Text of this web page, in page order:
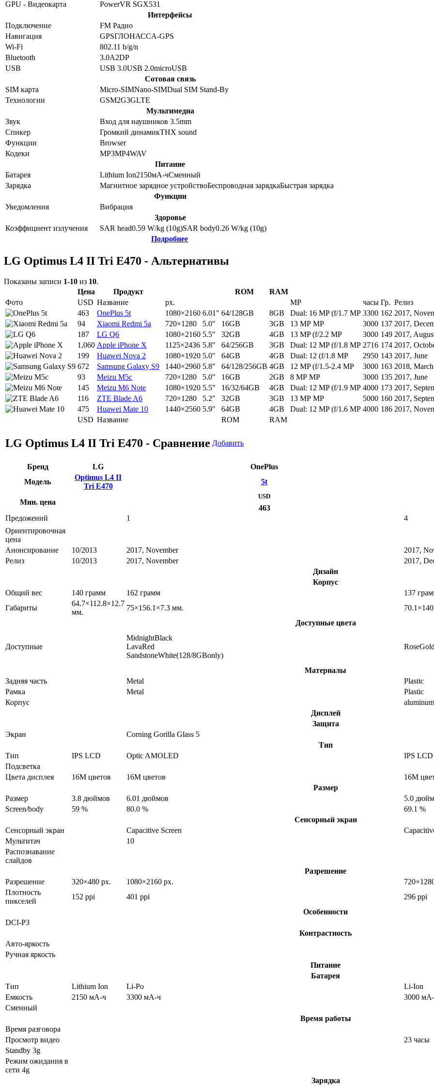
GPU - Видеокарта
PowerVR SGX531
Интерфейсы
Подключение
FM Радио
Навигация
GPSГЛОНАССA-GPS
Wi-Fi
802.11 b/g/n
Bluetooth
3.0A2DP
USB
USB 3.0USB 2.0microUSB
Сотовая связь
SIM карта
Micro-SIMNano-SIMDual SIM Stand-By
Технологии
GSM2G3GLTE
Мультимедиа
Звук
Вход для наушников 3.5mm
Спикер
Громкий динамикTHX sound
Функции
Browser
Кодеки
MP3MP4WAV
Питание
Батарея
Lithium Ion2150мА-чСменный
Зарядка
Магнитное зарядное устройствоБеспроводная зарядкаБыстрая зарядка
Функции
Уведомления
Вибрация
Здоровье
Коэффициент излучения
SAR head0.59 W/kg (10g)SAR body0.26 W/kg (10g)
Подробнее
LG Optimus L4 II Tri E470 - Альтернативы
Показаны записи 1-10 из 10.
Цена
Продукт ROM
RAM
Фото
USD Название px. MP часы Гр. Релиз
USD Название ROM RAM
463 OnePlus 5t 1080×2160 6.01" 64/128GB 8GB Dual: 16 MP (f/1.7 MP 3300 162 2017,
94
Xiaomi Redmi 5a 720×1280 5.0" 16GB 3GB 13 MP MP 3000 137 2017,
187
LG Q6 1080×2160 5.5" 32GB 4GB 13 MP (f/2.2 MP 3000 149 2017,
1,060 Apple iPhone X 1125×2436 5.8" 64/256GB 3GB Dual: 12 MP (f/1.8 MP 2716 174 2017,
199
Huawei Nova 2 1080×1920 5.0" 64GB 4GB Dual: 12 (f/1.8 MP 2950 143 2017, June
672
Samsung Galaxy S9 1440×2960 5.8" 64/128/256GB 4GB 12 MP (f/1.5-2.4 MP 3000 163 2018, March
93
Meizu M5c 720×1280 5.0" 16GB 2GB 8 MP MP 3000 135 2017, June
145
Meizu M6 Note 1080×1920 5.5" 16/32/64GB 4GB Dual: 12 MP (f/1.9 MP 4000 173 2017,
116
ZTE Blade A6 720×1280 5.2" 32GB 3GB 13 MP MP 5000 160 2017,
475
Huawei Mate 10 1440×2560 5.9" 64GB 4GB Dual: 12 MP (f/1.6 MP 4000 186 2017,
LG Optimus L4 II Tri E470 - Сравнение Добавить
Бренд LG OnePlus
Модель
Optimus L4 II
Tri E470
5t
Мин. цена
USD
463
Предожений
1 4
Ориентировочная
цена
Анонсирование
10/2013 2017, November 2017,
Релиз
10/2013 2017, November 2017,
Дизайн
Корпус
Общий вес
140 грамм 162 грамм 137
Габариты
64.7×112.8×12.7
мм.
75×156.1×7.3 мм.
Доступные цвета
Доступные
MidnightBlack
LavaRed
SandstoneWhite(128/8GBonly)
RoseGold
Материалы
Задняя часть
Metal Plastic
Рамка
Metal Plastic
Корпус
aluminum
Дисплей
Защита
Экран
Corning Gorilla Glass 5
Тип
Тип
IPS LCD Optic AMOLED IPS LCD
Подсветка
Цвета дисплея
16M цветов 16M цветов 16M
Размер
Размер
3.8 дюймов 6.01 дюймов 5.0
Screen/body
59 % 80.0 % 69.1 %
Сенсорный экран
Сенсорный экран
Capacitive Screen
Мультитач
10
Распознавание
слайдов
Разрешение
Разрешение
320×480 px. 1080×2160 px.
Плотность
пикселей
152 ppi 401 ppi 296 ppi
Особенности
DCI-P3
Контрастность
Авто-яркость
Ручная яркость
Питание
Батарея
Тип
Lithium Ion Li-Po Li-Ion
Емкость
2150 мА-ч 3300 мА-ч 3000
Сменный
Время работы
Время разговора
Просмотр видео
23 часы
Standby 3g
Режим ожидания в
сети 4g
Зарядка